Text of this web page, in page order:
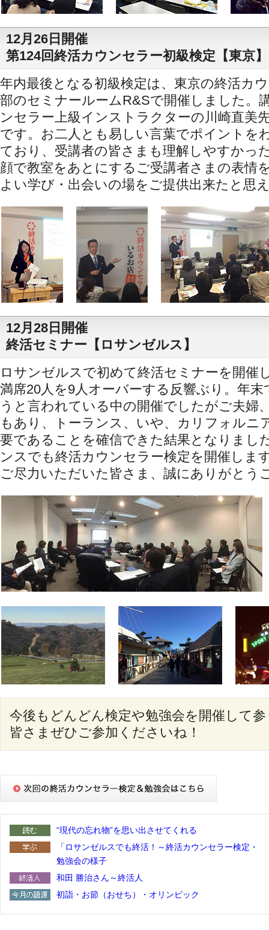
12月26日開催
第124回終活カウンセラー初級検定【東京】
年内最後となる初級検定は、東京の終活カ
部のセミナールームR&Sで開催しました。
ンセラー上級インストラクターの川崎直美
です。お二人とも易しい言葉でポイントを
ており、受講者の皆さまも理解しやすかっ
顔で教室をあとにするご受講者さまの表情
よい学び・出会いの場をご提供出来たと思
12月28日開催
終活セミナー【ロサンゼルス】
ロサンゼルスで初めて終活セミナーを開催
満席20人を9人オーバーする反響ぶり。年
うと言われている中の開催でしたがご夫婦
もあり、トーランス、いや、カリフォルニ
要であることを確信できた結果となりまし
ンスでも終活カウンセラー検定を開催しま
ご尽力いただいた皆さま、誠にありがとう
今後もどんどん検定や勉強会を開催して
皆さまぜひご参加くださいね！
“現代の忘れ物”を思い出させてくれる
「ロサンゼルスでも終活！～終活カウンセラー検定・
勉強会の様子
和田 勝治さん～終活人
初詣・お節（おせち）・オリンピック